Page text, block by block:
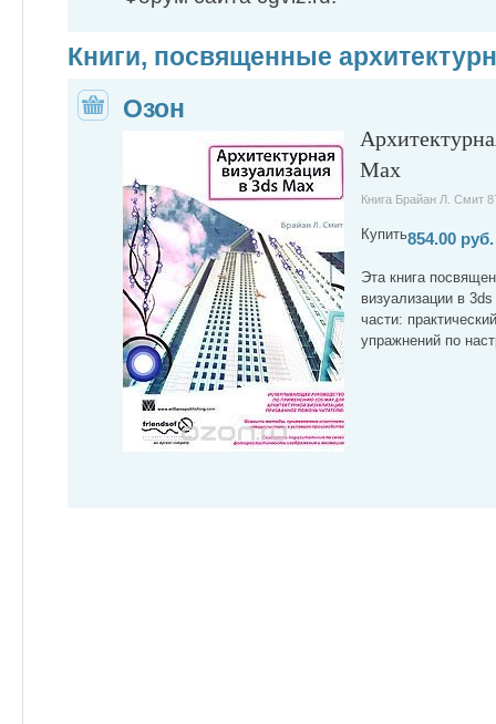
Книги, посвященные
Озон
Max
Книга Брайан Л. Смит
Купить854.00 руб.
Эта книга
визуализации в
части:
упражнений по